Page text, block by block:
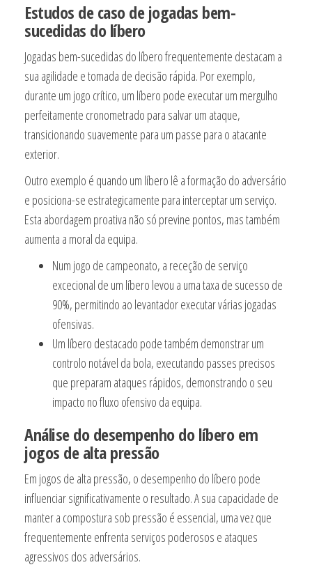
Estudos de caso de jogadas bem-
sucedidas do líbero
Jogadas bem-sucedidas do líbero frequentemente destacam a
sua agilidade e tomada de decisão rápida. Por exemplo,
durante um jogo crítico, um líbero pode executar um mergulho
perfeitamente cronometrado para salvar um ataque,
transicionando suavemente para um passe para o atacante
exterior.
Outro exemplo é quando um líbero lê a formação do adversário
e posiciona-se estrategicamente para interceptar um serviço.
Esta abordagem proativa não só previne pontos, mas também
aumenta a moral da equipa.
Num jogo de campeonato, a receção de serviço
excecional de um líbero levou a uma taxa de sucesso de
90%, permitindo ao levantador executar várias jogadas
ofensivas.
Um líbero destacado pode também demonstrar um
controlo notável da bola, executando passes precisos
que preparam ataques rápidos, demonstrando o seu
impacto no fluxo ofensivo da equipa.
Análise do desempenho do líbero em
jogos de alta pressão
Em jogos de alta pressão, o desempenho do líbero pode
influenciar significativamente o resultado. A sua capacidade de
manter a compostura sob pressão é essencial, uma vez que
frequentemente enfrenta serviços poderosos e ataques
agressivos dos adversários.